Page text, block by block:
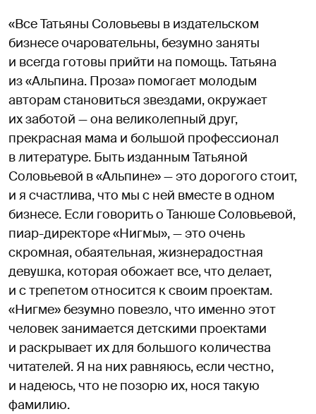
«Все Татьяны Соловьевы в издательском
бизнесе очаровательны, безумно заняты
и всегда готовы прийти на помощь. Татьяна
из «Альпина. Проза» помогает молодым
авторам становиться звездами, окружает
их заботой — она великолепный друг,
прекрасная мама и большой профессионал
в литературе. Быть изданным Татьяной
Соловьевой в «Альпине» — это дорогого стоит,
и я счастлива, что мы с ней вместе в одном
бизнесе. Если говорить о Танюше Соловьевой,
пиар-директоре «Нигмы», — это очень
скромная, обаятельная, жизнерадостная
девушка, которая обожает все, что делает,
и с трепетом относится к своим проектам.
«Нигме» безумно повезло, что именно этот
человек занимается детскими проектами
и раскрывает их для большого количества
читателей. Я на них равняюсь, если честно,
и надеюсь, что не позорю их, нося такую
фамилию.